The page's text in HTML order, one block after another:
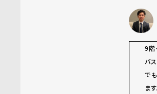
9階
バ
で
ます